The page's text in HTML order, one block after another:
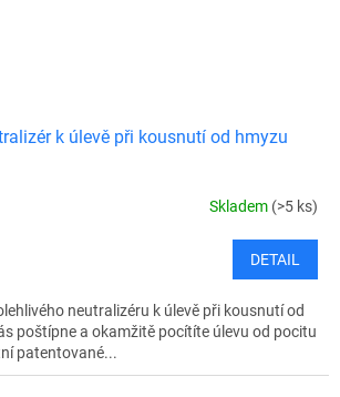
k úlevě při kousnutí od hmyzu
Skladem (>5 ks)
DETAIL
neutralizéru k úlevě při kousnutí od
poštípne a okamžitě pocítíte úlevu od pocitu
patentované...